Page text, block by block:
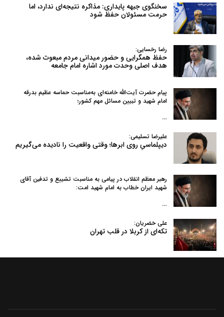
سخنگوی جبهه پایداری: مذاکره نتیجه‌ای ندارد، اما
حرمت مسئولان حفظ شود
رضا رخسایی:
حفظ همگرایی و حضور میدانی مردم مبعوث شده،
هدف اصلی وحدت مورد اشاره امام جامعه
پیام حضرت آیت‌الله خامنه‌ای به‌مناسبت حماسه عظیم بدرقه
امام شهید و تبیین مسائل مهم کشور؛
…
علیرضا تسلیمی:
دیپلماسیِ روی ابرها؛ وقتی واقعیت را نادیده می‌گیریم
رهبر معظم انقلاب در پیامی به‌ مناسبت تشییع و تدفین آقای
شهید ایران خطاب به امام شهید امت:
…
علی خضریان:
تکه‌ای از کربلا در قلب تهران